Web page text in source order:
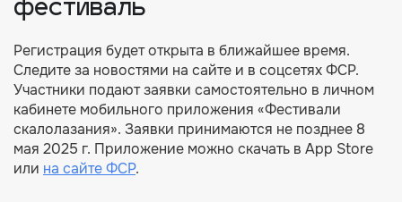
фестиваль
Регистрация будет открыта в ближайшее время.
Следите за новостями на сайте и в соцсетях ФСР.
Участники подают заявки самостоятельно в личном
кабинете мобильного приложения «Фестивали
скалолазания». Заявки принимаются не позднее 8
мая 2025 г. Приложение можно скачать в App Store
или на сайте ФСР.